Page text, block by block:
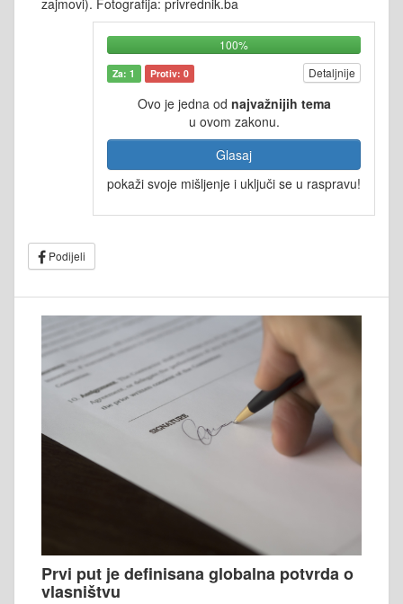
100%
Za: 1 Protiv: 0 Detaljnije
Ovo je jedna od najvažnijih tema
u ovom zakonu.
Glasaj
pokaži svoje mišljenje i uključi se u raspravu!
Podijeli
Prvi put je definisana globalna potvrda o
vlasništvu